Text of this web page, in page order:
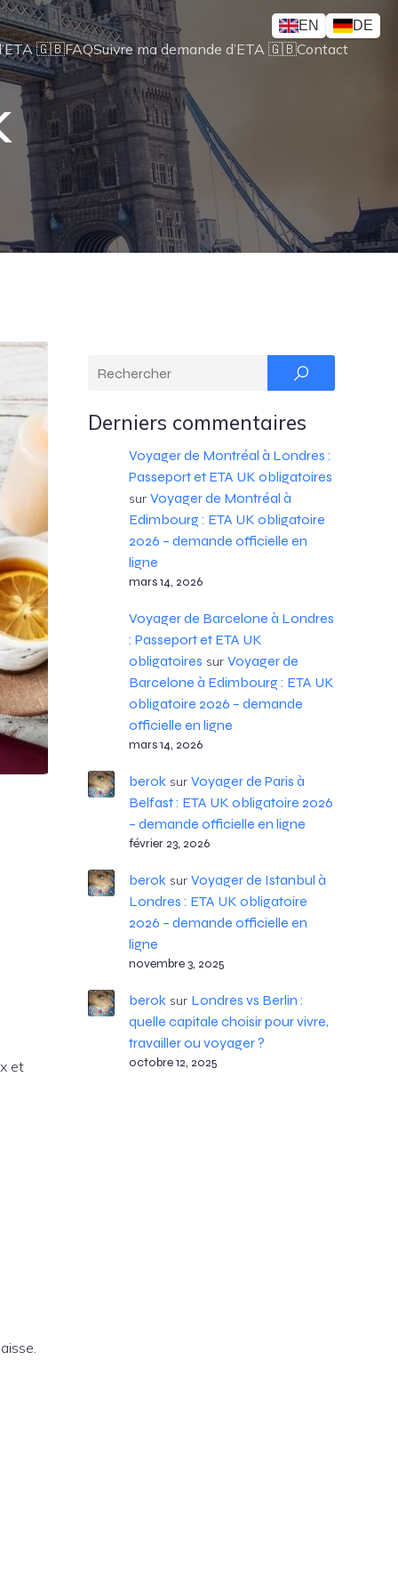
🇬🇧FAQSuivre ma demande d’ETA 🇬🇧Contact
et
Derniers commentaires
Voyager de Montréal à Londres :
Passeport et ETA UK obligatoires
sur Voyager de Montréal à
Edimbourg : ETA UK obligatoire
2026 – demande officielle en
ligne
mars 14, 2026
Voyager de Barcelone à Londres
: Passeport et ETA UK
obligatoires sur Voyager de
Barcelone à Edimbourg : ETA UK
obligatoire 2026 – demande
officielle en ligne
mars 14, 2026
beroksur Voyager de Paris à
Belfast : ETA UK obligatoire 2026
– demande officielle en ligne
février 23, 2026
beroksur Voyager de Istanbul à
Londres : ETA UK obligatoire
2026 – demande officielle en
ligne
novembre 3, 2025
beroksur Londres vs Berlin :
quelle capitale choisir pour vivre,
travailler ou voyager ?
octobre 12, 2025
EN DE